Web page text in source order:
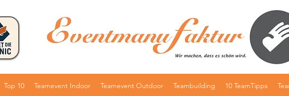
Top 10 Teamevent Indoor Teamevent Outdoor Teambuilding 10 TeamTipps